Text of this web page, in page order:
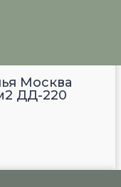
Москва
ДД-220